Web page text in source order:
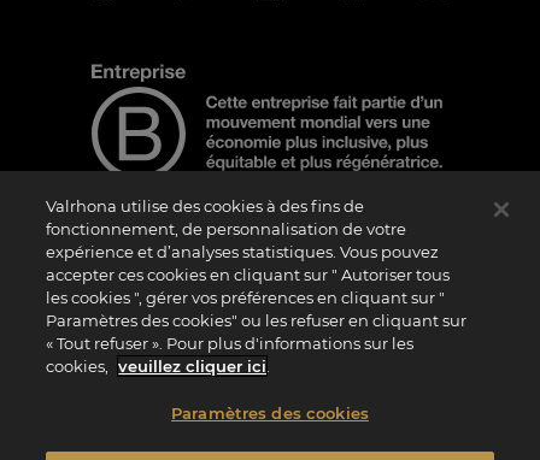
Note d'information
Le logo “Certified B Corporation” est attribué par B Lab, une organisation privée à
but non lucratif, aux entreprises qui, comme la nôtre, ont réalisé avec succès le B
Impact Assessment (“BIA”) et répondent aux exigences de B Lab en matière de
performance sociale et environnementale, de responsabilité et de transparence. Il
est précisé que B Lab n’est pas un organisme d’évaluation de la conformité au sens
du règlement (UE) n° 765/2008, ni un organisme de normalisation national,
ou d’autres organismes de normalisation, et ils ne sont pas ratifiés par des
Valrhona utilise des cookies à des fins de
fonctionnement, de personnalisation de votre
expérience et d’analyses statistiques. Vous pouvez
accepter ces cookies en cliquant sur " Autoriser tous
les cookies ", gérer vos préférences en cliquant sur "
Paramètres des cookies" ou les refuser en cliquant sur
« Tout refuser ». Pour plus d'informations sur les
cookies,
veuillez cliquer ici
Paramètres des cookies